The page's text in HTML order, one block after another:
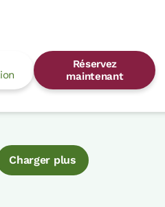
Réservez
maintenant
Charger plus